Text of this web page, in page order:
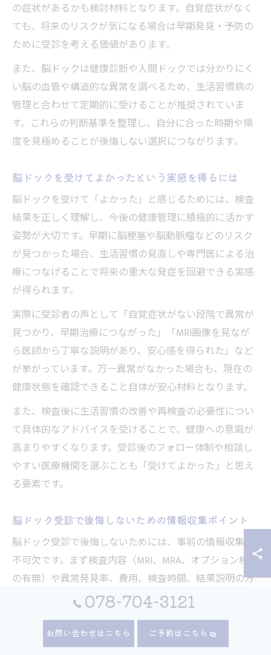
の症状があるかも検討材料となります。自覚症状がなく
ても、将来のリスクが気になる場合は早期発見・予防の
ために受診を考える価値があります。
また、脳ドックは健康診断や人間ドックでは分かりにく
い脳の血管や構造的な異常を調べるため、生活習慣病の
管理と合わせて定期的に受けることが推奨されていま
す。これらの判断基準を整理し、自分に合った時期や頻
度を見極めることが後悔しない選択につながります。
脳ドックを受けてよかったという実感を得るには
脳ドックを受けて「よかった」と感じるためには、検査
結果を正しく理解し、今後の健康管理に積極的に活かす
姿勢が大切です。早期に脳梗塞や脳動脈瘤などのリスク
が見つかった場合、生活習慣の見直しや専門医による治
療につなげることで将来の重大な発症を回避できる実感
が得られます。
実際に受診者の声として「自覚症状がない段階で異常が
見つかり、早期治療につながった」「MRI画像を見なが
ら医師から丁寧な説明があり、安心感を得られた」など
が挙がっています。万一異常がなかった場合も、現在の
健康状態を確認できること自体が安心材料となります。
また、検査後に生活習慣の改善や再検査の必要性につい
て具体的なアドバイスを受けることで、健康への意識が
高まりやすくなります。受診後のフォロー体制や相談し
やすい医療機関を選ぶことも「受けてよかった」と思え
る要素です。
脳ドック受診で後悔しないための情報収集ポイント
脳ドック受診で後悔しないためには、事前の情報収集が
不可欠です。まず検査内容（MRI、MRA、オプション検査
の有無）や異常発見率、費用、検査時間、結果説明の方
法などをしっかり確認しましょう。特に費用は施設によ
査項目や地域によって差が出ます。
078-704-3121
お問い合わせはこちら ご予約はこちら